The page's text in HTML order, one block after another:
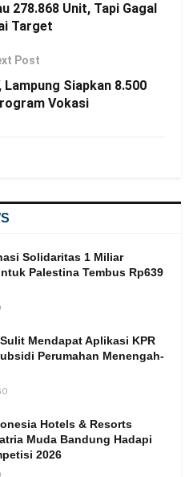
278.868 Unit, Tapi Gagal
Target
Post
Lampung Siapkan 8.500
Vokasi
Solidaritas 1 Miliar
Palestina Tembus Rp639
Mendapat Aplikasi KPR
Perumahan Menengah-
Hotels & Resorts
Muda Bandung Hadapi
2026